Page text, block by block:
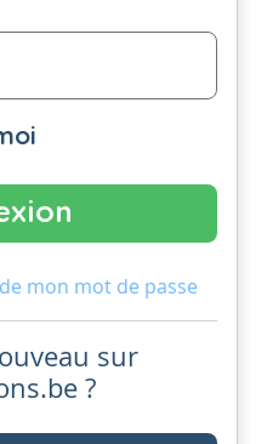
mon mot de passe
sur
?